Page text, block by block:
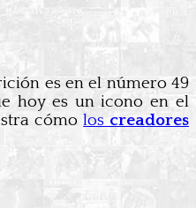
es en el número 49
hoy es un icono en el
cómolos creadores